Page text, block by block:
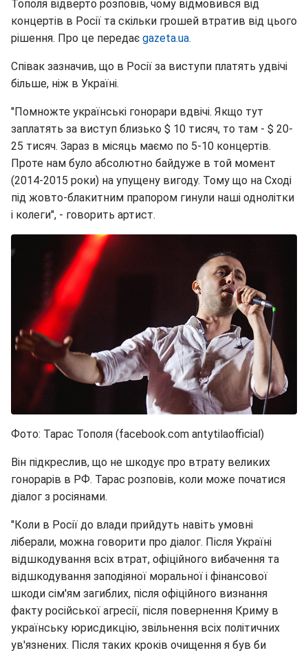
Тополя відверто розповів, чому відмовився від
концертів в Росії та скільки грошей втратив від цього
рішення. Про це передає gazeta.ua.
Співак зазначив, що в Росії за виступи платять удвічі
більше, ніж в Україні.
"Помножте українські гонорари вдвічі. Якщо тут
заплатять за виступ близько $ 10 тисяч, то там - $ 20-
25 тисяч. Зараз в місяць маємо по 5-10 концертів.
Проте нам було абсолютно байдуже в той момент
(2014-2015 роки) на упущену вигоду. Тому що на Сході
під жовто-блакитним прапором гинули наші однолітки
і колеги", - говорить артист.
Фото: Тарас Тополя (facebook.com antytilaofficial)
Він підкреслив, що не шкодує про втрату великих
гонорарів в РФ. Тарас розповів, коли може початися
діалог з росіянами.
"Коли в Росії до влади прийдуть навіть умовні
ліберали, можна говорити про діалог. Після Україні
відшкодування всіх втрат, офіційного вибачення та
відшкодування заподіяної моральної і фінансової
шкоди сім'ям загиблих, після офіційного визнання
факту російської агресії, після повернення Криму в
українську юрисдикцію, звільнення всіх політичних
ув'язнених. Після таких кроків очищення я був би